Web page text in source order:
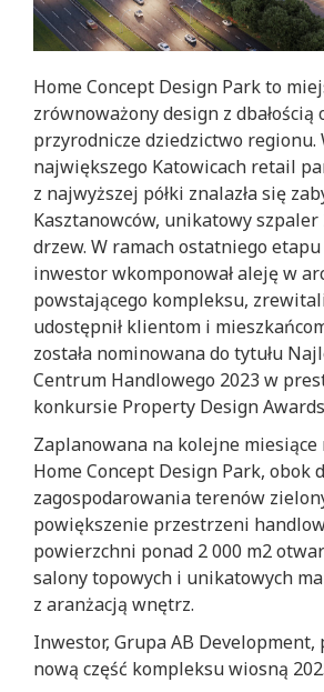
Home Concept Design Park to
zrównoważony design z
przyrodnicze dziedzictwo regionu.
największego Katowicach retail
z najwyższej półki znalazła się
Kasztanowców, unikatowy szpaler
drzew. W ramach ostatniego
inwestor wkomponował aleję w
powstającego kompleksu,
udostępnił klientom i
została nominowana do tytułu
Centrum Handlowego 2023 w
konkursie Property Design
Zaplanowana na kolejne miesiące
Home Concept Design Park, obok
zagospodarowania terenów
powiększenie przestrzeni
powierzchni ponad 2 000 m2
salony topowych i unikatowych
z aranżacją wnętrz.
Inwestor, Grupa AB
nową część kompleksu wiosną